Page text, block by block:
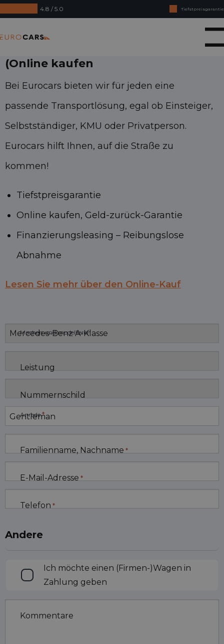
4.8 / 5.0
Tiefstpreisgarantie
Online kaufen, Geld-zurück-Garantie
Finanzierungsleasing – Reibungslose Abnahme
(Online kaufen
Bei Eurocars bieten wir für jeden eine
passende Transportlösung, egal ob Einsteiger,
Selbstständiger, KMU oder Privatperson.
Eurocars hilft Ihnen, auf die Straße zu
kommen!
Tiefstpreisgarantie
Online kaufen, Geld-zurück-Garantie
Finanzierungsleasing – Reibungslose
Abnahme
Lesen Sie mehr über den Online-Kauf
Machen und modellieren
Leistung
Nummernschild
Anrede *
Familienname, Nachname *
E-Mail-Adresse *
Telefon *
Andere
InzahlungnahmeIch möchte einen (Firmen-)Wagen in
Zahlung geben
Kommentare